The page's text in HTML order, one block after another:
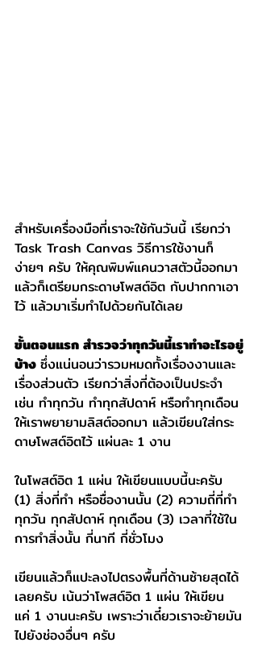
สำหรับเครื่องมือที่เราจะใช้กันวันนี้ เรียกว่า
Task Trash Canvas วิธีการใช้งานก็
ง่ายๆ ครับ ให้คุณพิมพ์แคนวาสตัวนี้ออกมา
แล้วก็เตรียมกระดาษโพสต์อิต กับปากกาเอา
ไว้ แล้วมาเริ่มทำไปด้วยกันได้เลย
ขั้นตอนแรก สำรวจว่าทุกวันนี้เราทำอะไรอยู่
บ้าง ซึ่งแน่นอนว่ารวมหมดทั้งเรื่องงานและ
เรื่องส่วนตัว เรียกว่าสิ่งที่ต้องเป็นประจำ
เช่น ทำทุกวัน ทำทุกสัปดาห์ หรือทำทุกเดือน
ให้เราพยายามลิสต์ออกมา แล้วเขียนใส่กระ
ดาษโพสต์อิตไว้ แผ่นละ 1 งาน
ในโพสต์อิต 1 แผ่น ให้เขียนแบบนี้นะครับ
(1) สิ่งที่ทำ หรือชื่องานนั้น (2) ความถี่ที่ทำ
ทุกวัน ทุกสัปดาห์ ทุกเดือน (3) เวลาที่ใช้ใน
การทำสิ่งนั้น กี่นาที กี่ชั่วโมง
เขียนแล้วก็แปะลงไปตรงพื้นที่ด้านซ้ายสุดได้
เลยครับ เน้นว่าโพสต์อิต 1 แผ่น ให้เขียน
แค่ 1 งานนะครับ เพราะว่าเดี๋ยวเราจะย้ายมัน
ไปยังช่องอื่นๆ ครับ